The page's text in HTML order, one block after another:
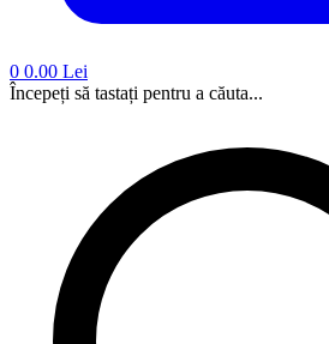
0 0.00 Lei
Începeți să tastați pentru a căuta...